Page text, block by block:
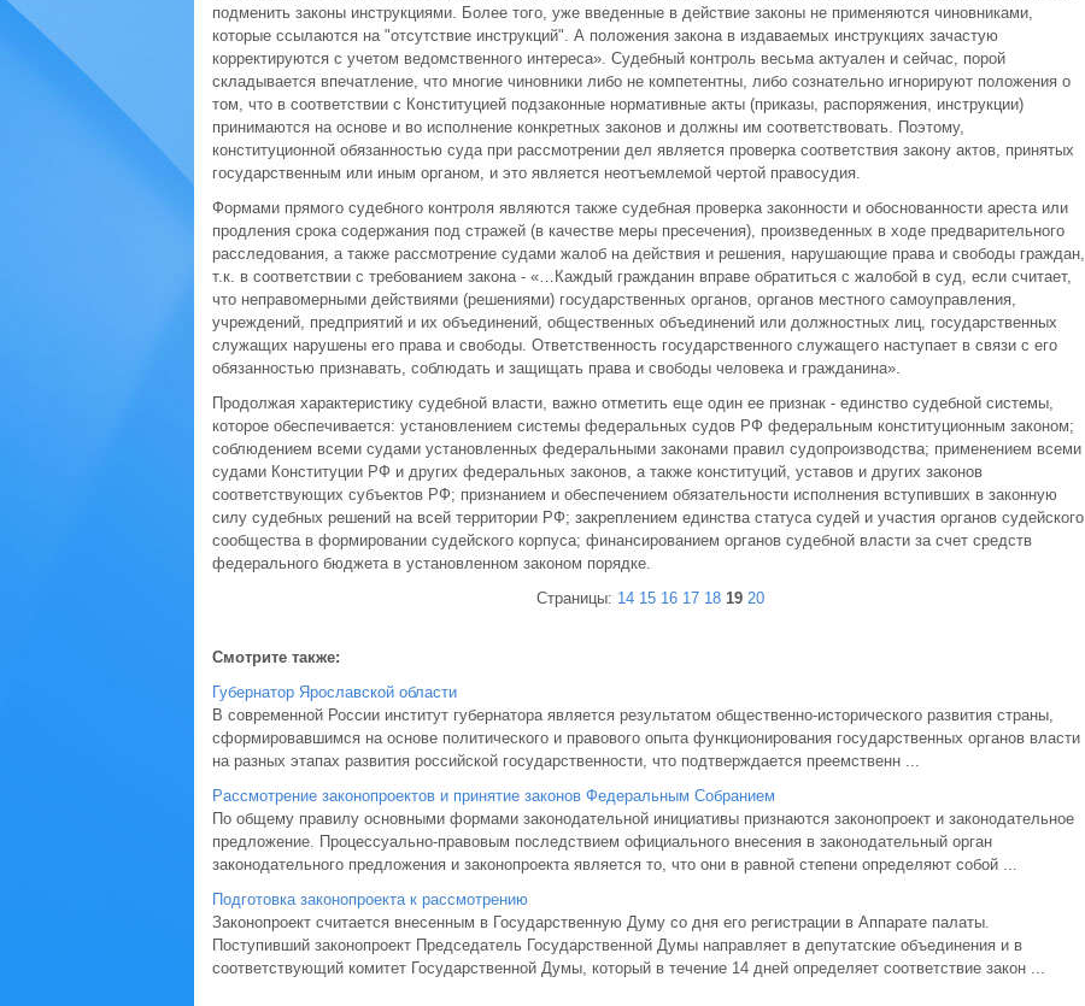
подменить законы инструкциями. Более того, уже введенные в действие законы не применяются чиновниками,
которые ссылаются на "отсутствие инструкций". А положения закона в издаваемых инструкциях зачастую
корректируются с учетом ведомственного интереса». Судебный контроль весьма актуален и сейчас, порой
складывается впечатление, что многие чиновники либо не компетентны, либо сознательно игнорируют положения о
том, что в соответствии с Конституцией подзаконные нормативные акты (приказы, распоряжения, инструкции)
принимаются на основе и во исполнение конкретных законов и должны им соответствовать. Поэтому,
конституционной обязанностью суда при рассмотрении дел является проверка соответствия закону актов, принятых
государственным или иным органом, и это является неотъемлемой чертой правосудия.
Формами прямого судебного контроля являются также судебная проверка законности и обоснованности ареста или
продления срока содержания под стражей (в качестве меры пресечения), произведенных в ходе предварительного
расследования, а также рассмотрение судами жалоб на действия и решения, нарушающие права и свободы граждан,
т.к. в соответствии с требованием закона - «…Каждый гражданин вправе обратиться с жалобой в суд, если считает,
что неправомерными действиями (решениями) государственных органов, органов местного самоуправления,
учреждений, предприятий и их объединений, общественных объединений или должностных лиц, государственных
служащих нарушены его права и свободы. Ответственность государственного служащего наступает в связи с его
обязанностью признавать, соблюдать и защищать права и свободы человека и гражданина».
Продолжая характеристику судебной власти, важно отметить еще один ее признак - единство судебной системы,
которое обеспечивается: установлением системы федеральных судов РФ федеральным конституционным законом;
соблюдением всеми судами установленных федеральными законами правил судопроизводства; применением всеми
судами Конституции РФ и других федеральных законов, а также конституций, уставов и других законов
соответствующих субъектов РФ; признанием и обеспечением обязательности исполнения вступивших в законную
силу судебных решений на всей территории РФ; закреплением единства статуса судей и участия органов судейского
сообщества в формировании судейского корпуса; финансированием органов судебной власти за счет средств
федерального бюджета в установленном законом порядке.
Страницы: 14 15 16 17 18 19 20
Смотрите также:
Губернатор Ярославской области
В современной России институт губернатора является результатом общественно-исторического развития страны,
сформировавшимся на основе политического и правового опыта функционирования государственных органов власти
на разных этапах развития российской государственности, что подтверждается преемственн ...
Рассмотрение законопроектов и принятие законов Федеральным Собранием
По общему правилу основными формами законодательной инициативы признаются законопроект и законодательное
предложение. Процессуально-правовым последствием официального внесения в законодательный орган
законодательного предложения и законопроекта является то, что они в равной степени определяют собой ...
Подготовка законопроекта к рассмотрению
Законопроект считается внесенным в Государственную Думу со дня его регистрации в Аппарате палаты.
Поступивший законопроект Председатель Государственной Думы направляет в депутатские объединения и в
соответствующий комитет Государственной Думы, который в течение 14 дней определяет соответствие закон ...